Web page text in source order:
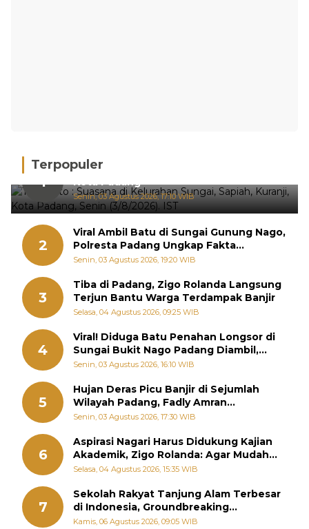
Terpopuler
1
Hujan Deras, 15 Titik Banjir Terdeteksi di
Kota Padang
Senin, 03 Agustus 2026, 17:10 WIB
2
Viral Ambil Batu di Sungai Gunung Nago,
Polresta Padang Ungkap Fakta
Sebenarnya
Senin, 03 Agustus 2026, 19:20 WIB
3
Tiba di Padang, Zigo Rolanda Langsung
Terjun Bantu Warga Terdampak Banjir
Selasa, 04 Agustus 2026, 09:25 WIB
4
Viral! Diduga Batu Penahan Longsor di
Sungai Bukit Nago Padang Diambil,
Warga Khawatir Bencana Terulang
Senin, 03 Agustus 2026, 16:10 WIB
5
Hujan Deras Picu Banjir di Sejumlah
Wilayah Padang, Fadly Amran
Perintahkan OPD Siaga
Senin, 03 Agustus 2026, 17:30 WIB
6
Aspirasi Nagari Harus Didukung Kajian
Akademik, Zigo Rolanda: Agar Mudah
Diperjuangkan di Kementerian
Selasa, 04 Agustus 2026, 15:35 WIB
7
Sekolah Rakyat Tanjung Alam Terbesar
di Indonesia, Groundbreaking
September
Kamis, 06 Agustus 2026, 09:05 WIB